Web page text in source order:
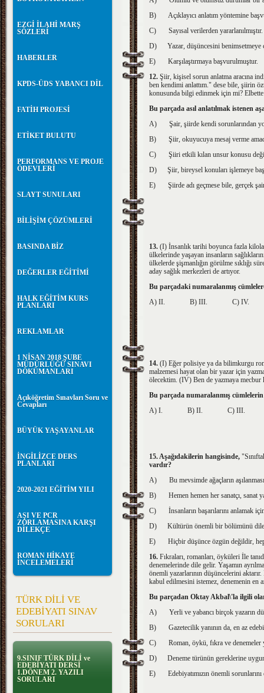
EZGİ İLAHİ MARŞ
SÖZLERİ
HABERLER
KPDS-ÜDS YABANCI DİL
FATİH PROJESİ
ETİKET BULUTU
PERFORMANS VE PROJE
ÖDEVLERİ
SLAYT SUNULARI
BİLİŞİM ÇÖZÜMLERİ
BASINDA BİZ
DEĞERLER EĞİTİMİ
HALK EĞİTİM KURS
PLANLARI
REKLAMLAR
1 NİSAN 2018 ŞUBE
MÜDÜRLÜĞÜ SINAVI
DÖKÜMANLARI
Açıköğretim Sınavları Soru ve
Cevapları
BÜYÜK YAŞAYANLAR
İNGİLİZCE DERS
PLANLARI
2020-2021 EĞİTİM YILI
AŞI VE PCR
ZORLAMASINA KARŞI
DİLEKÇE
ROMAN HİKAYE
İNCELEMELERİ
TÜRK DİLİ VE
EDEBİYATI SINAV
SORULARI
9.SINIF TÜRK DİLİ ve
EDEBİYATI DERSİ
1.DÖNEM 2. YAZILI
SORULARI
B)
Açıklayıcı anlatım yöntemine
C)
Sayısal verilerden yararlanılmıştır.
D)
Yazar, düşüncesini benimsetmeye
E)
Karşılaştırmaya başvurulmuştur.
12. Şiir, kişisel sorun anlatma aracına
ben kendimi anlattım." dese bile, şiirin
konusunda bilgi edinmek için mi?
Bu parçada asıl anlatılmak istenen
A)
Şair, şiirde kendi sorunlarından
B)
Şiir, okuyucuya mesaj verme
C)
Şiiri etkili kılan unsur konusu
D)
Şiir, bireysel konuları işlemeye
E)
Şiirde adı geçmese bile, gerçek
13. (I) İnsanlık tarihi boyunca fazla
ülkelerinde yaşayan insanların
ülkelerde şişmanlığın görülme sıklığı
aday sağlık merkezleri de artıyor.
Bu parçadaki numaralanmış
A) II. B) III. C)
14. (I) Eğer polisiye ya da bilimkurgu
malzemesi hayat olan bir yazar için
ölecektim. (IV) Ben de yazmaya mecbur
Bu parçada numaralanmış
A) I. B) II. C)
15. Aşağıdakilerin hangisinde,
vardır?
A)
Bu mevsimde ağaçların
B)
Hemen hemen her sanatçı, sanat
C)
İnsanların başarılarını anlamak
D)
Kültürün önemli bir bölümünü
E)
Hiçbir düşünce özgün değildir,
16. Fıkraları, romanları, öyküleri İle
denemelerinde dile gelir. Yaşamın
önemli yazarlarının düşüncelerini
kabul edilmesini istemez, denemenin en
Bu parçadan Oktay Akbal\'la ilgili
A)
Yerli ve yabancı birçok yazarın
B)
Gazetecilik yanının da, en az
C)
Roman, öykü, fıkra ve denemeler
D)
Deneme türünün gereklerine
E)
Edebiyatımızın önemli